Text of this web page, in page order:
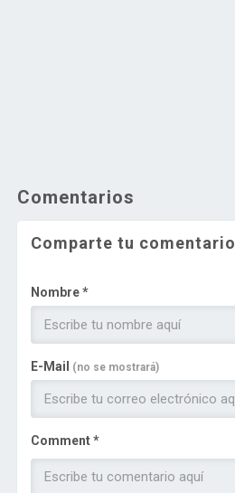
Comentarios
Comparte tu comentario
Nombre *
E-Mail (no se mostrará)
Comment *